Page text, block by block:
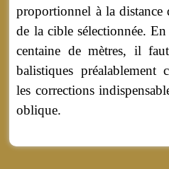
proportionnel à la
de la cible sélectionnée.
centaine de mètres, il
balistiques préalablement
les corrections
oblique.